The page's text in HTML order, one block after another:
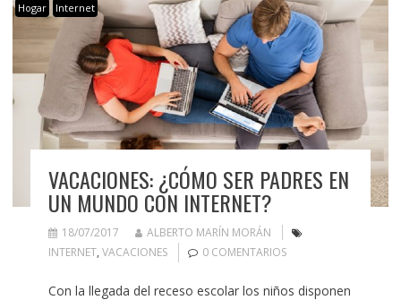
Hogar Internet
VACACIONES: ¿CÓMO SER PADRES EN
UN MUNDO CON INTERNET?
18/07/2017
ALBERTO MARÍN MORÁN
INTERNET, VACACIONES 0 COMENTARIOS
Con la llegada del receso escolar los niños disponen